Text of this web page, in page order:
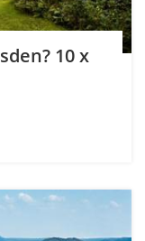
10 x